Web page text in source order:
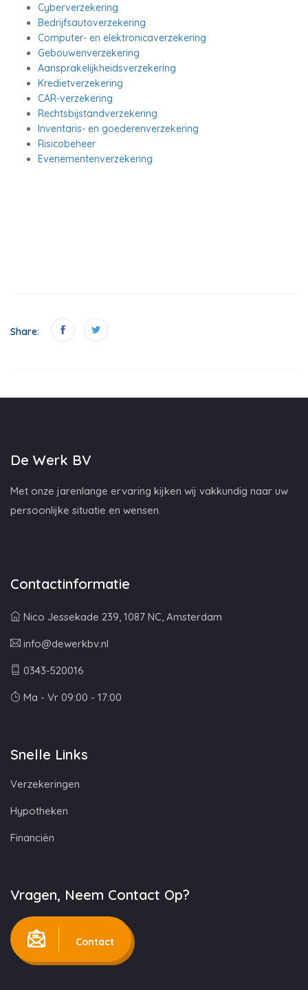
Cyberverzekering
Bedrijfsautoverzekering
Computer- en elektronicaverzekering
Gebouwenverzekering
Aansprakelijkheidsverzekering
Kredietverzekering
CAR-verzekering
Rechtsbijstandverzekering
Inventaris- en goederenverzekering
Risicobeheer
Evenementenverzekering
Share:
De Werk BV
Met onze jarenlange ervaring kijken wij vakkundig naar uw
persoonlijke situatie en wensen.
Contactinformatie
Nico Jessekade 239, 1087 NC, Amsterdam
info@dewerkbv.nl
0343-520016
Ma - Vr 09:00 - 17:00
Snelle Links
Verzekeringen
Hypotheken
Financiën
Vragen, Neem Contact Op?
Contact